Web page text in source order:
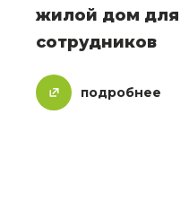
жилой дом для
сотрудников
подробнее